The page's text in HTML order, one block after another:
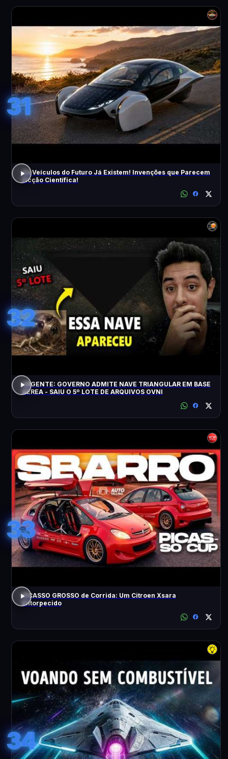
31
Os Veículos do Futuro Já Existem! Invenções que Parecem
Ficção Científica!
32
URGENTE: GOVERNO ADMITE NAVE TRIANGULAR EM BASE
AÉREA - SAIU O 5º LOTE DE ARQUIVOS OVNI
33
PICASSO GROSSO de Corrida: Um Citroen Xsara
Entorpecido
34